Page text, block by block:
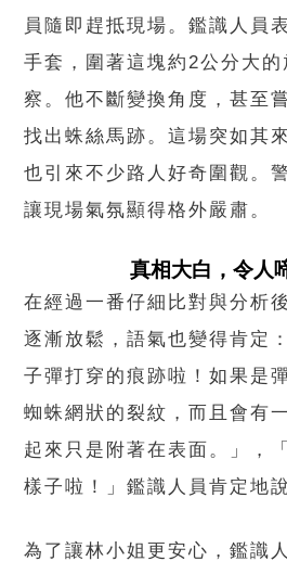
員隨即趕抵現場。鑑識人員
手套，圍著這塊約2公分大
察。他不斷變換角度，甚至
找出蛛絲馬跡。這場突如其
也引來不少路人好奇圍觀。
讓現場氣氛顯得格外嚴肅。
真相大白，令人
在經過一番仔細比對與分析
逐漸放鬆，語氣也變得肯定
子彈打穿的痕跡啦！如果是
蜘蛛網狀的裂紋，而且會有
起來只是附著在表面。」，
樣子啦！」鑑識人員肯定地說
為了讓林小姐更安心，鑑識